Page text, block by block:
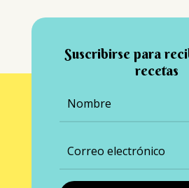
Suscribirse para
recetas